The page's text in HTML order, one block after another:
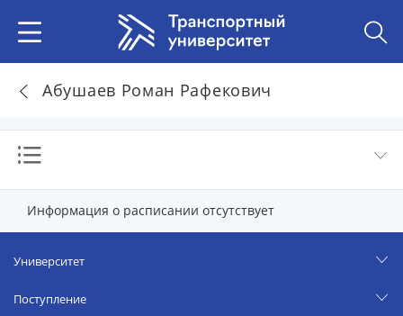
Абушаев Роман Рафекович
Информация о расписании отсутствует
Университет
Поступление